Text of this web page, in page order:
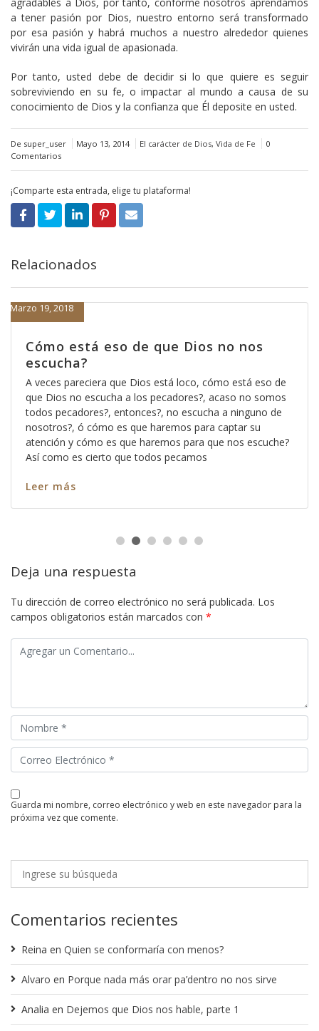
a tener pasión por Dios, nuestro entorno será transformado
por esa pasión y habrá muchos a nuestro alrededor quienes
vivirán una vida igual de apasionada.
Por tanto, usted debe de decidir si lo que quiere es seguir
sobreviviendo en su fe, o impactar al mundo a causa de su
conocimiento de Dios y la confianza que Él deposite en usted.
De super_user Mayo 13, 2014 El carácter de Dios, Vida de Fe
0
Comentarios
¡Comparte esta entrada, elige tu plataforma!
Relacionados
Cómo está eso de que Dios no nos
escucha?
Marzo 19, 2018
A veces pareciera que Dios está loco, cómo está eso de
que Dios no escucha a los pecadores?, acaso no somos
todos pecadores?, entonces?, no escucha a ninguno de
nosotros?, ó cómo es que haremos para captar su
atención y cómo es que haremos para que nos escuche?
Así como es cierto que todos pecamos
Leer más
Deja una respuesta
Tu dirección de correo electrónico no será publicada. Los
campos obligatorios están marcados con *
guarda mi nombre, correo electrónico y web en este navegador para la
próxima vez que comente.
Comentarios recientes
Reina en Quien se conformaría con menos?
Alvaro en Porque nada más orar pa’dentro no nos sirve
Analia en Dejemos que Dios nos hable, parte 1